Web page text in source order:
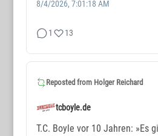
8/4/2026, 7:01:18 AM
1 13
Reposted from Holger Reichard
tcboyle.de
T.C. Boyle vor 10 Jahren: »Es
WORTMAX
www.wortmax.de
Buchvorstellungen und
www.wortmax.com